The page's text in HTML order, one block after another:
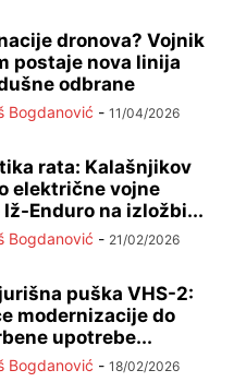
dronova? Vojnik
postaje nova linija
odbrane
Bogdanović - 11/04/2026
rata: Kalašnjikov
električne vojne
Enduro na izložbi...
Bogdanović - 21/02/2026
puška VHS-2:
modernizacije do
upotrebe...
Bogdanović - 18/02/2026